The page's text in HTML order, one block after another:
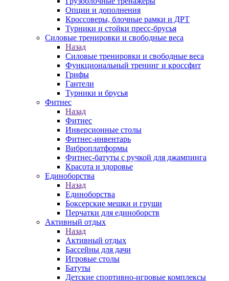
Опции и дополнения
Кроссоверы, блочные рамки и ДРТ
Турники и стойки пресс-брусья
Силовые тренировки и свободные веса
Назад
Силовые тренировки и свободные веса
Функциональный тренинг и кроссфит
Грифы
Гантели
Турники и брусья
Фитнес
Назад
Фитнес
Инверсионные столы
Фитнес-инвентарь
Виброплатформы
Фитнес-батуты с ручкой для джампинга
Красота и здоровье
Единоборства
Назад
Единоборства
Боксерские мешки и груши
Перчатки для единоборств
Активный отдых
Назад
Активный отдых
Бассейны для дачи
Игровые столы
Батуты
Детские спортивно-игровые комплексы